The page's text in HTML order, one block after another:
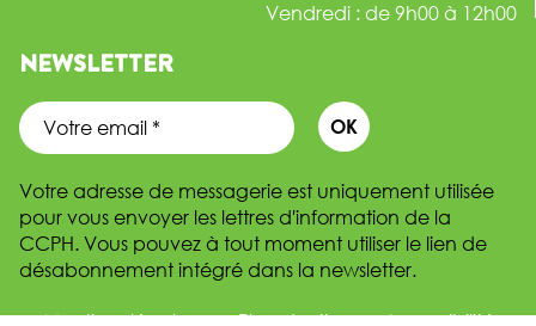
Vendredi : de 9h00 à 12h00
NEWSLETTER
Votre adresse de messagerie est uniquement utilisée
pour vous envoyer les lettres d'information de la
CCPH. Vous pouvez à tout moment utiliser le lien de
désabonnement intégré dans la newsletter.
Mentions légales Plan du site Accessibilité